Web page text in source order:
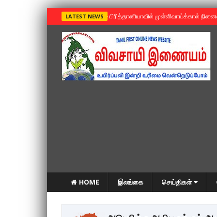
LATEST NEWS »பிரித்தானியாவில் முள்ளிவாய்க்கால்
HOME இலங்கை செய்திகள்